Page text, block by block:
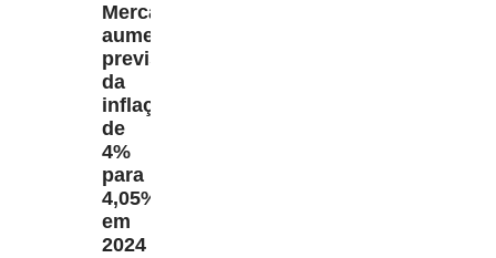
Mercado
aumenta
previsão
da
inflação
de
4%
para
4,05%
em
2024